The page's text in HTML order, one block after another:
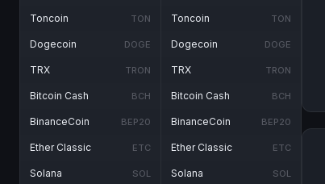
Toncoin TON
Dogecoin DOGE
TRX TRON
Bitcoin Cash BCH
BinanceCoin BEP20
Ether Classic ETC
Solana SOL
Toncoin TON
Dogecoin DOGE
TRX TRON
Bitcoin Cash BCH
BinanceCoin BEP20
Ether Classic ETC
Solana SOL